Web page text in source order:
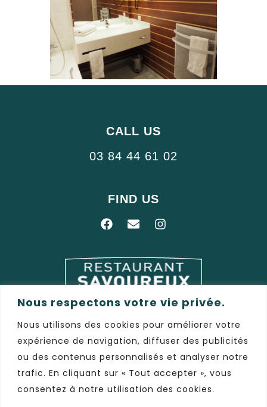
Nous respectons votre vie privée.
Nous utilisons des cookies pour améliorer votre
expérience de navigation, diffuser des publicités
ou des contenus personnalisés et analyser notre
trafic. En cliquant sur « Tout accepter », vous
consentez à notre utilisation des cookies.
CALL US
03 84 44 61 02
FIND US
Website designed by JCOM, Agence de